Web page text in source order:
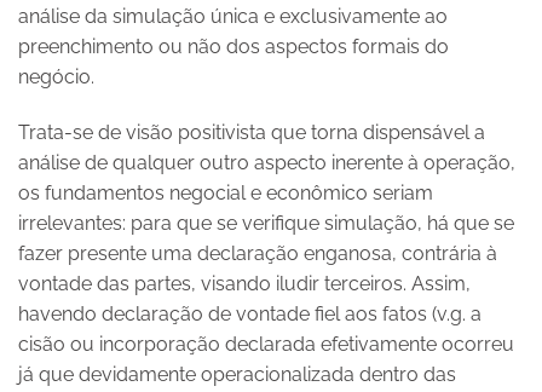
análise da simulação única e exclusivamente ao
preenchimento ou não dos aspectos formais do
negócio.
Trata-se de visão positivista que torna dispensável a
análise de qualquer outro aspecto inerente à operação,
os fundamentos negocial e econômico seriam
irrelevantes: para que se verifique simulação, há que se
fazer presente uma declaração enganosa, contrária à
vontade das partes, visando iludir terceiros. Assim,
havendo declaração de vontade fiel aos fatos (v.g. a
cisão ou incorporação declarada efetivamente ocorreu
já que devidamente operacionalizada dentro das